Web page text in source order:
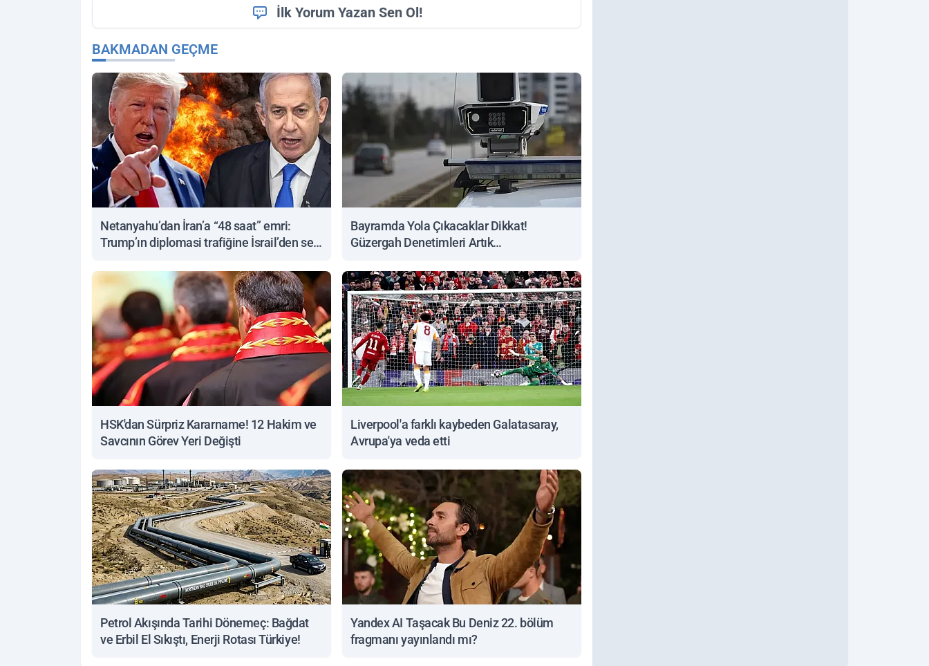
İlk Yorum Yazan Sen Ol!
BAKMADAN GEÇME
Netanyahu’dan İran’a “48 saat” emri:
Trump’ın diplomasi trafiğine İsrail’den sert
Bayramda Yola Çıkacaklar Dikkat!
Güzergah Denetimleri Artık
HSK'dan Sürpriz Kararname! 12 Hakim ve
Savcının Görev Yeri Değişti
Liverpool'a farklı kaybeden Galatasaray,
Avrupa'ya veda etti
Petrol Akışında Tarihi Dönemeç: Bağdat
ve Erbil El Sıkıştı, Enerji Rotası Türkiye!
Yandex AI Taşacak Bu Deniz 22. bölüm
fragmanı yayınlandı mı?